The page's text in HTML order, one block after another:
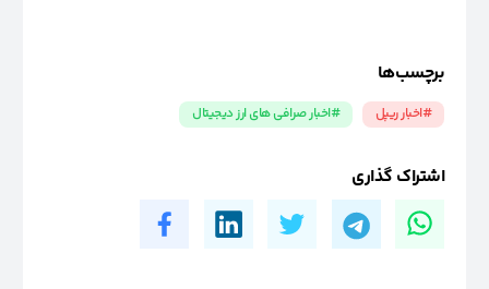
برچسب‌ها
#اخبار ریپل #اخبار صرافی های ارز دیجیتال
اشتراک گذاری